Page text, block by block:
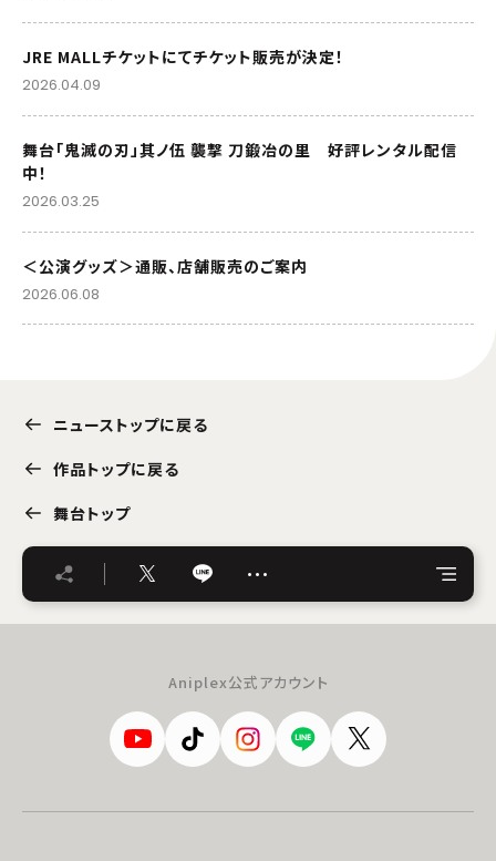
JRE MALLチケットにてチケット販売が決定！
2026.04.09
舞台「鬼滅の刃」其ノ伍 襲撃 刀鍛冶の里 好評レンタル配信
中！
2026.03.25
＜公演グッズ＞通販、店舗販売のご案内
2026.06.08
ニューストップに戻る
作品トップに戻る
舞台トップ
…
Aniplex公式アカウント